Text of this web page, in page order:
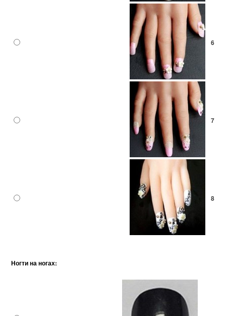
6
7
8
Ногти на ногах: